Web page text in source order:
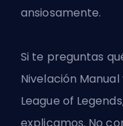
ansiosamente.
Si te preguntas
Nivelación
League of